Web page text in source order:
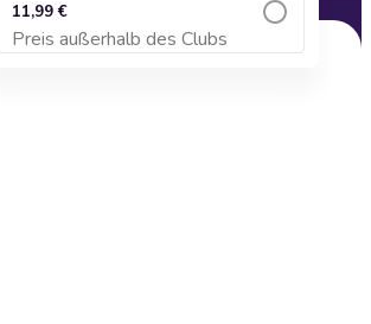
11,99 €
Preis außerhalb des Clubs
Zum Warenkorb hinzufügen